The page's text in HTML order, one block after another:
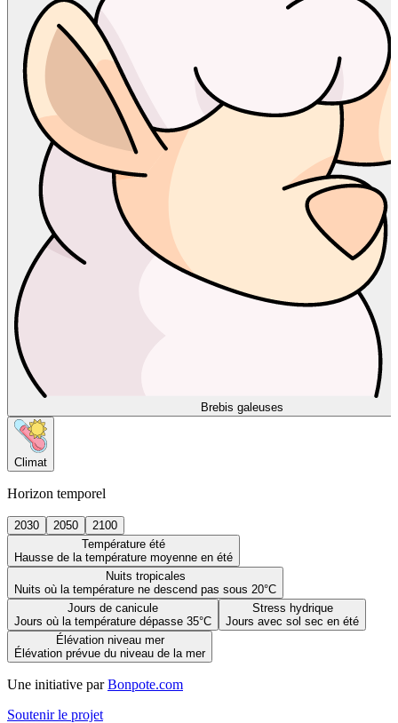
Brebis galeuses
Climat
Horizon temporel
2030 2050
2100
Température été
Hausse de la température moyenne en été
Nuits tropicales
Nuits où la température ne descend pas sous 20°C
Jours de canicule
Jours où la température dépasse 35°C
Stress hydrique
Jours avec sol sec en été
Élévation niveau mer
Élévation prévue du niveau de la mer
Une initiative par Bonpote.com
Soutenir le projet